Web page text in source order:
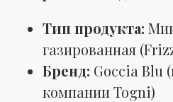
Тип продукта:
газированная
Бренд: Goccia Blu
компании Togni)